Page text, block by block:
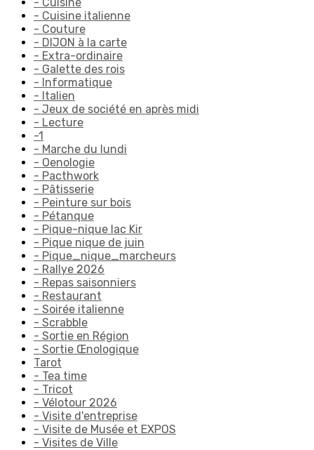
- Cuisine italienne
- Couture
- DIJON à la carte
- Extra-ordinaire
- Galette des rois
- Informatique
- Italien
- Jeux de société en après midi
- Lecture
-1
- Marche du lundi
- Oenologie
- Pacthwork
- Pâtisserie
- Peinture sur bois
- Pétanque
- Pique-nique lac Kir
- Pique nique de juin
- Pique_nique_marcheurs
- Rallye 2026
- Repas saisonniers
- Restaurant
- Soirée italienne
- Scrabble
- Sortie en Région
- Sortie Œnologique
Tarot
- Tea time
- Tricot
- Vélotour 2026
- Visite d'entreprise
- Visite de Musée et EXPOS
- Visites de Ville